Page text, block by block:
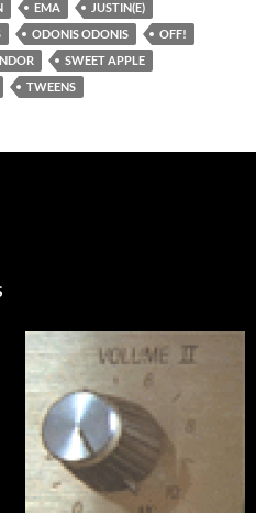
EMA
JUSTIN(E)
ODONIS ODONIS
OFF!
SWEET APPLE
TWEENS